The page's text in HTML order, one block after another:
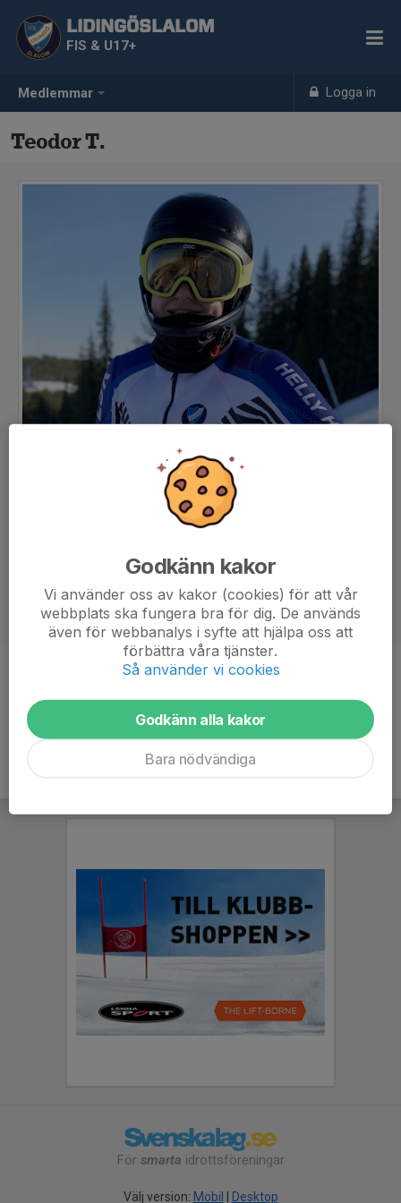
Medlemmar Logga in
LIDINGÖSLALOM
FIS & U17+
Teodor T.
20 år
För smarta idrottsföreningar
Välj version: Mobil Desktop
Godkänn kakor
Vi använder oss av kakor (cookies) för att vår
webbplats ska fungera bra för dig. De används
även för webbanalys i syfte att hjälpa oss att
förbättra våra tjänster.
Så använder vi cookies
Godkänn alla kakor
Bara nödvändiga